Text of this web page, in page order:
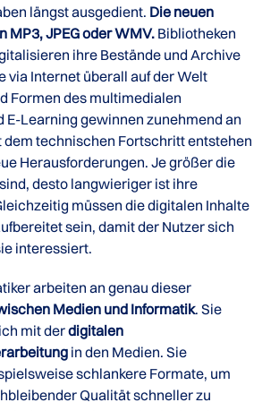
längst ausgedient. Die neuen
MP3, JPEG oder WMV. Bibliotheken
ihre Bestände und Archive
via Internet überall auf der Welt
Formen des multimedialen
E-Learning gewinnen zunehmend an
dem technischen Fortschritt entstehen
Herausforderungen. Je größer die
desto langwieriger ist ihre
müssen die digitalen Inhalte
sein, damit der Nutzer sich
interessiert.
arbeiten an genau dieser
Medien und Informatik. Sie
mit derdigitalen
in den Medien. Sie
schlankere Formate, um
Qualität schneller zu